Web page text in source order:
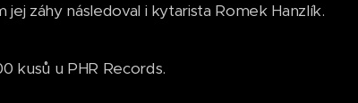
záhy následoval i kytarista Romek Hanzlík.
kusů u PHR Records.